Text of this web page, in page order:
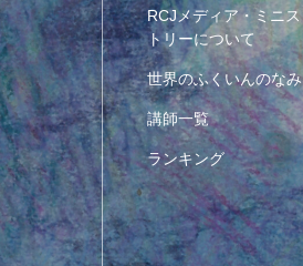
RCJメディア・ミニス
トリーについて
世界のふくいんのなみ
講師一覧
ランキング